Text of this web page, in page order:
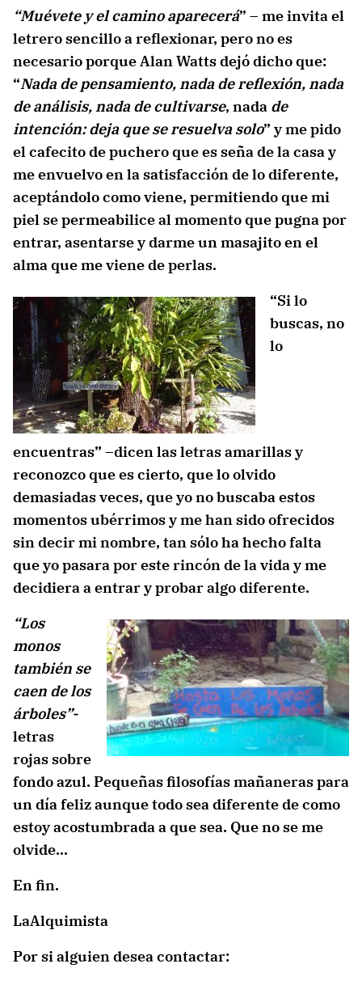
“Muévete y el camino aparecerá” – me invita el
letrero sencillo a reflexionar, pero no es
necesario porque Alan Watts dejó dicho que:
“Nada de pensamiento, nada de reflexión, nada
de análisis, nada de cultivarse, nada de
intención: deja que se resuelva solo” y me pido
el cafecito de puchero que es seña de la casa y
me envuelvo en la satisfacción de lo diferente,
aceptándolo como viene, permitiendo que mi
piel se permeabilice al momento que pugna por
entrar, asentarse y darme un masajito en el
alma que me viene de perlas.
“Si lo
buscas, no
lo
encuentras” –dicen las letras amarillas y
reconozco que es cierto, que lo olvido
demasiadas veces, que yo no buscaba estos
momentos ubérrimos y me han sido ofrecidos
sin decir mi nombre, tan sólo ha hecho falta
que yo pasara por este rincón de la vida y me
decidiera a entrar y probar algo diferente.
“Los
monos
también se
caen de los
árboles”-
letras
rojas sobre
fondo azul. Pequeñas filosofías mañaneras para
un día feliz aunque todo sea diferente de como
estoy acostumbrada a que sea. Que no se me
olvide…
En fin.
LaAlquimista
Por si alguien desea contactar: